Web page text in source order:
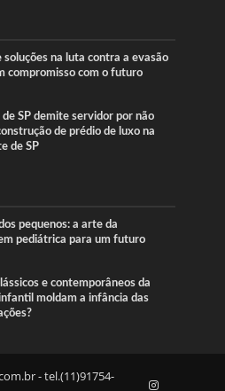
soluções na luta contra a evasão
compromisso com o futuro
SP demite servidor por não
de prédio de luxo na
de SP
pequenos: a arte da
pediátrica para um futuro
e contemporâneos da
moldam a infância das
- tel.(11)91754-